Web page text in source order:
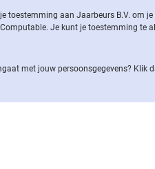
toestemming aan Jaarbeurs B.V. om
Je kunt je toestemming te
met jouw per­soons­ge­ge­vens? Klik